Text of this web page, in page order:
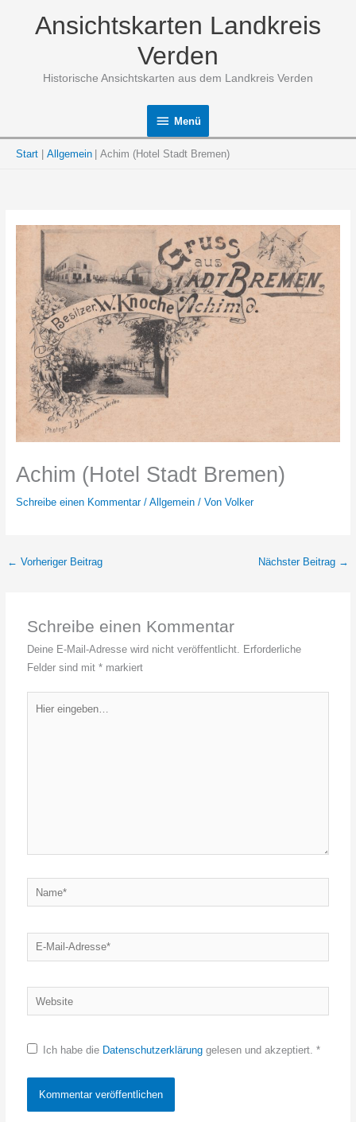
Ansichtskarten Landkreis
Verden
Historische Ansichtskarten aus dem Landkreis Verden
Menü
Menü
Start Allgemein Achim (Hotel Stadt Bremen)
Achim (Hotel Stadt Bremen)
Schreibe einen Kommentar / Allgemein/ Von Volker
← Vorheriger Beitrag Nächster Beitrag →
Schreibe einen Kommentar
Deine E-Mail-Adresse wird nicht veröffentlicht. Erforderliche
Felder sind mit* markiert
eingeben…
Name*
E-
Mail-
Website
Ich habe die Datenschutzerklärunggelesen und akzeptiert. *